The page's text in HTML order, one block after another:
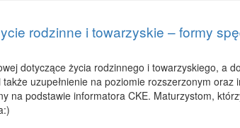
rodzinne i towarzyskie – formy
dotyczące życia rodzinnego i towarzyskiego, a
uzupełnienie na poziomie rozszerzonym
na podstawie informatora CKE. Maturzystom,